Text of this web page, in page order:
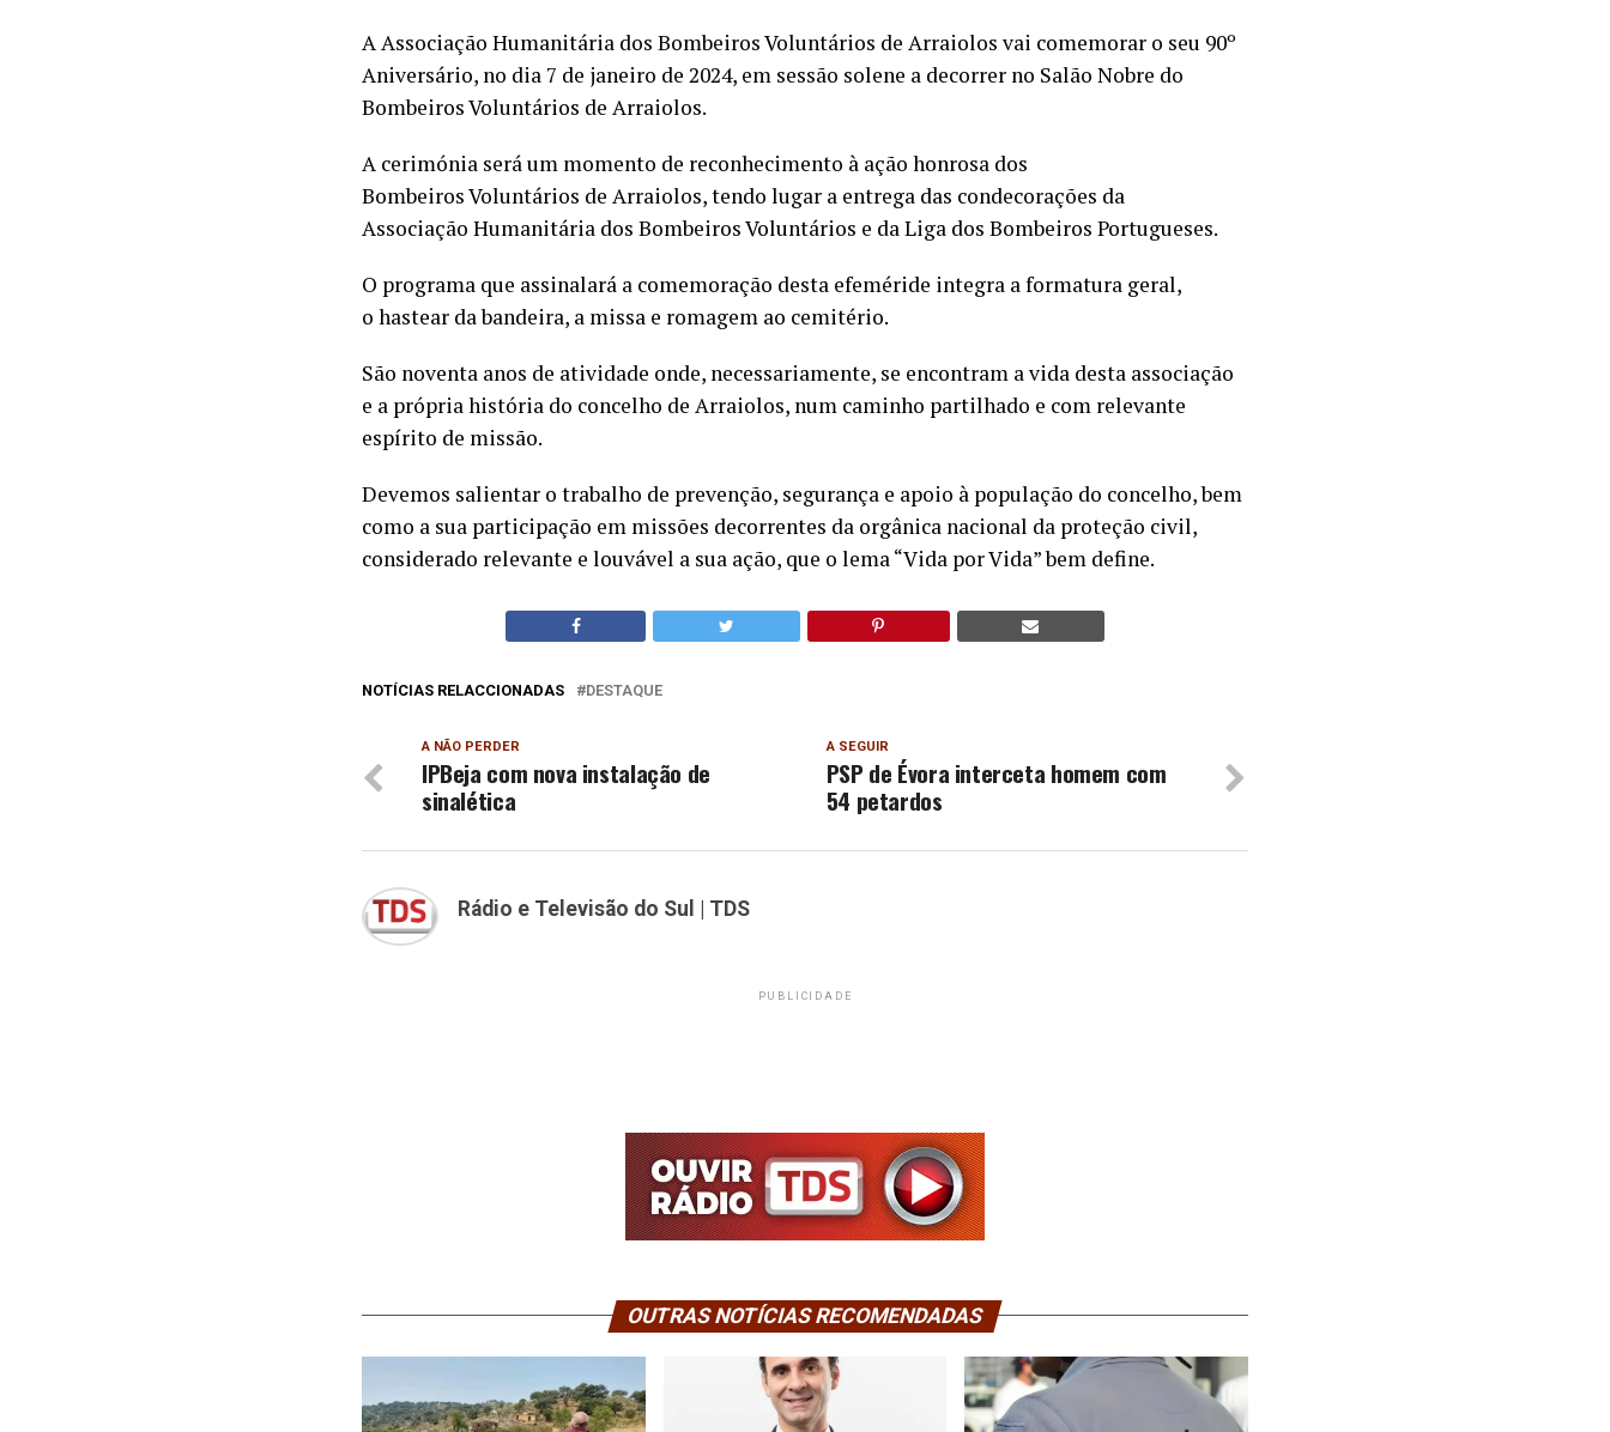
A Associação Humanitária dos Bombeiros Voluntários de Arraiolos vai comemorar o seu 90º
Aniversário, no dia 7 de janeiro de 2024, em sessão solene a decorrer no Salão Nobre do
Bombeiros Voluntários de Arraiolos.
A cerimónia será um momento de reconhecimento à ação honrosa dos
Bombeiros Voluntários de Arraiolos, tendo lugar a entrega das condecorações da
Associação Humanitária dos Bombeiros Voluntários e da Liga dos Bombeiros Portugueses.
O programa que assinalará a comemoração desta efeméride integra a formatura geral,
o hastear da bandeira, a missa e romagem ao cemitério.
São noventa anos de atividade onde, necessariamente, se encontram a vida desta associação
e a própria história do concelho de Arraiolos, num caminho partilhado e com relevante
espírito de missão.
Devemos salientar o trabalho de prevenção, segurança e apoio à população do concelho, bem
como a sua participação em missões decorrentes da orgânica nacional da proteção civil,
considerado relevante e louvável a sua ação, que o lema “Vida por Vida” bem define.
NOTÍCIAS RELACCIONADAS DESTAQUE
A SEGUIR
PSP de Évora interceta homem com
54 petardos
A NÃO PERDER
IPBeja com nova instalação de
sinalética
Rádio e Televisão do Sul | TDS
PUBLICIDADE
OUTRAS NOTÍCIAS RECOMENDADAS